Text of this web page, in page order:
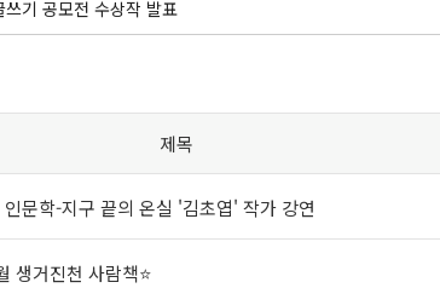
기 공모전 수상작 발표
제목
문학-지구 끝의 온실 '김초엽' 작가 강연
생거진천 사람책⭐